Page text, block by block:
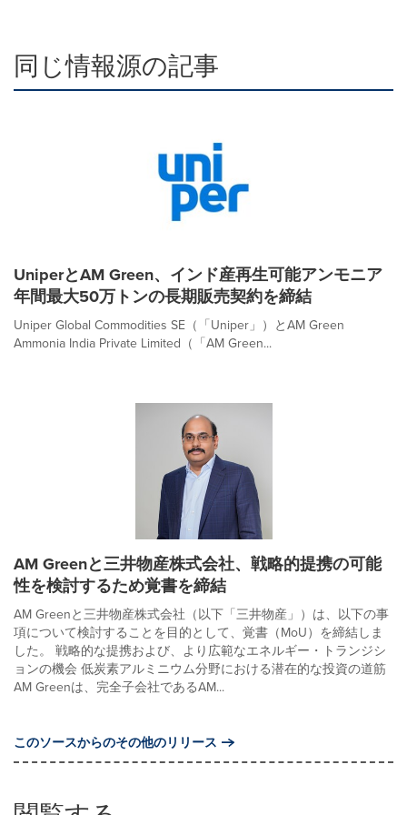
同じ情報源の記事
UniperとAM Green、インド産再生可能アンモニア
年間最大50万トンの長期販売契約を締結
Uniper Global Commodities SE（「Uniper」）とAM Green
Ammonia India Private Limited（「AM Green...
AM Greenと三井物産株式会社、戦略的提携の可能
性を検討するため覚書を締結
AM Greenと三井物産株式会社（以下「三井物産」）は、以下の事
項について検討することを目的として、覚書（MoU）を締結しま
した。 戦略的な提携および、より広範なエネルギー・トランジシ
ョンの機会 低炭素アルミニウム分野における潜在的な投資の道筋
AM Greenは、完全子会社であるAM...
このソースからのその他のリリース